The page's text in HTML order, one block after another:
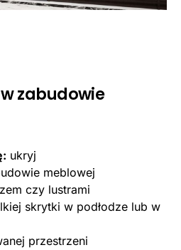
zabudowie
ukryj
meblowej
czy lustrami
skrytki w podłodze lub w
przestrzeni